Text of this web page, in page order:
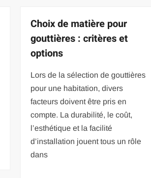
Choix de matière pour
gouttières : critères et
options
Lors de la sélection de gouttières
pour une habitation, divers
facteurs doivent être pris en
compte. La durabilité, le coût,
l’esthétique et la facilité
d’installation jouent tous un rôle
dans